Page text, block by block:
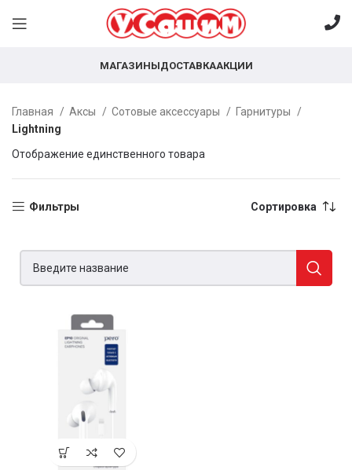
МАГАЗИНЫДОСТАВКААКЦИИ
Главная Аксы Сотовые аксессуары
Гарнитуры
Lightning
Отображение единственного товара
Фильтры Сортировка